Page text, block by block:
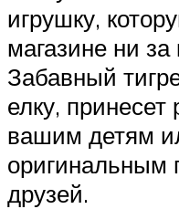
игрушку,
магазине ни за
Забавный
елку,
вашим детям
оригинальным
друзей.